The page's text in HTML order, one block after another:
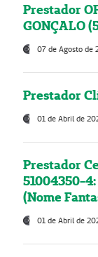
Prestador
GONÇALO
07 de Agosto de
Prestador
01 de Abril de
Prestador
51004350-
(Nome
01 de Abril de